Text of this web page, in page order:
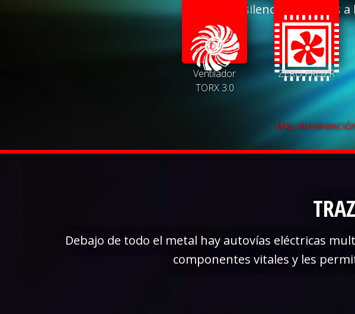
silencioso gracias
Ventilador
TORX 3.0
ZERO FROZR
MÁS
Debajo de todo el metal hay autovías eléctricas
componentes vitales y les